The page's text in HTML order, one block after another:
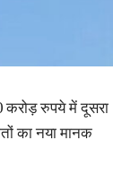
करोड़ रुपये में दूसरा
का नया मानक